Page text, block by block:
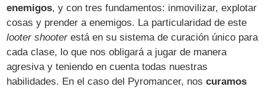
enemigos, y con tres fundamentos: inmovilizar, explotar
cosas y prender a enemigos. La particularidad de este
looter shooterestá en su sistema de curación único para
cada clase, lo que nos obligará a jugar de manera
agresiva y teniendo en cuenta todas nuestras
habilidades. En el caso del Pyromancer, noscuramos